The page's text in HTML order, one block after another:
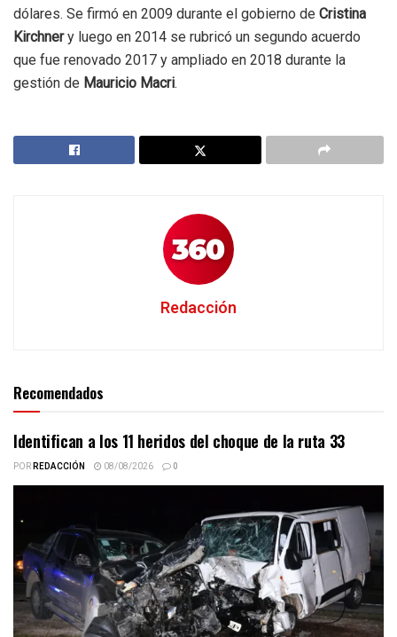
dólares. Se firmó en 2009 durante el gobierno de Cristina
Kirchnery luego en 2014 se rubricó un segundo acuerdo
que fue renovado 2017 y ampliado en 2018 durante la
gestión de Mauricio Macri.
Redacción
Recomendados
Identifican a los 11 heridos del choque de la ruta 33
PORREDACCIÓN 08/08/2026 0